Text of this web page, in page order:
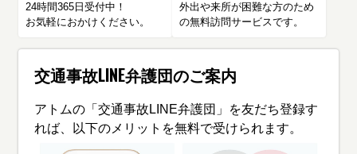
24時間365日受付中！
お気軽におかけください。
外出や来所が困難な方のため
の無料訪問サービスです。
交通事故LINE弁護団のご案内
アトムの「交通事故LINE弁護団」を友だち登録す
れば、以下のメリットを無料で受けられます。